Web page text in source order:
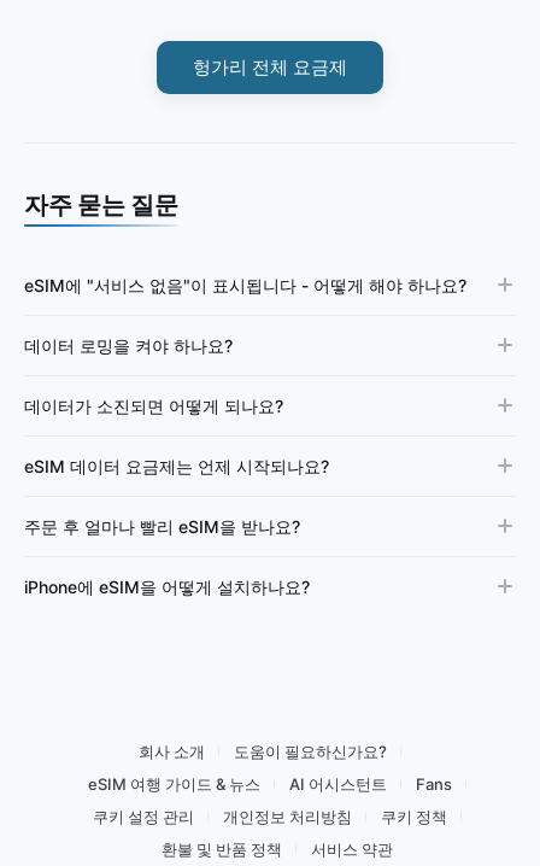
헝가리 전체 요금제
자주 묻는 질문
eSIM에 "서비스 없음"이 표시됩니다 - 어떻게 해야 하나요?
데이터 로밍을 켜야 하나요?
데이터가 소진되면 어떻게 되나요?
eSIM 데이터 요금제는 언제 시작되나요?
주문 후 얼마나 빨리 eSIM을 받나요?
iPhone에 eSIM을 어떻게 설치하나요?
회사 소개
도움이 필요하신가요?
eSIM 여행 가이드 & 뉴스
AI 어시스턴트
Fans
쿠키 설정 관리
개인정보 처리방침
쿠키 정책
환불 및 반품 정책
서비스 약관